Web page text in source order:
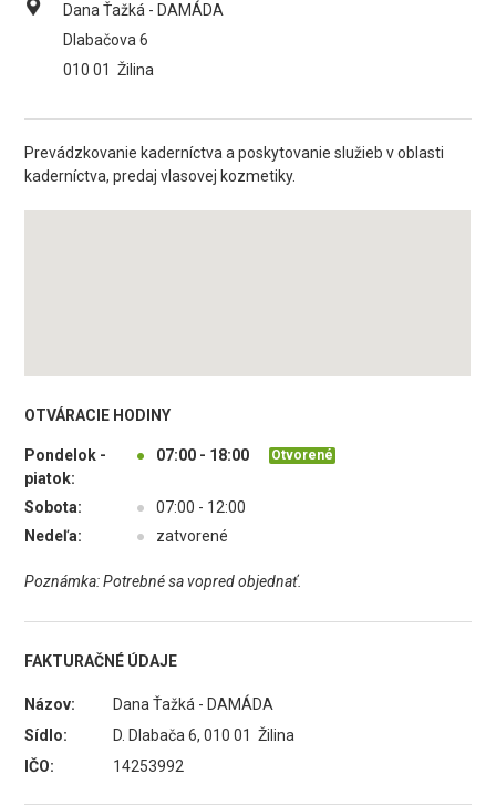
Dana Ťažká - DAMÁDA
Dlabačova 6
010 01 Žilina
Prevádzkovanie kaderníctva a poskytovanie služieb v oblasti
kaderníctva, predaj vlasovej kozmetiky.
OTVÁRACIE HODINY
Pondelok -
piatok:
● 07:00 - 18:00 Otvorené
Sobota: ●
07:00 - 12:00
Nedeľa:
● zatvorené
Poznámka: Potrebné sa vopred objednať.
FAKTURAČNÉ ÚDAJE
Názov:
Dana Ťažká - DAMÁDA
Sídlo:
D. Dlabača 6, 010 01 Žilina
IČO:
14253992